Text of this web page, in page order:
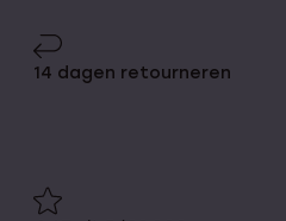
14 dagen retourneren